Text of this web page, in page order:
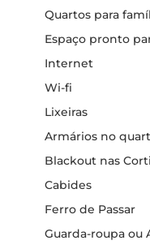
Quartos para
Espaço pronto
Internet
Wi-fi
Lixeiras
Armários no
Blackout nas
Cabides
Ferro de Passar
Guarda-roupa ou